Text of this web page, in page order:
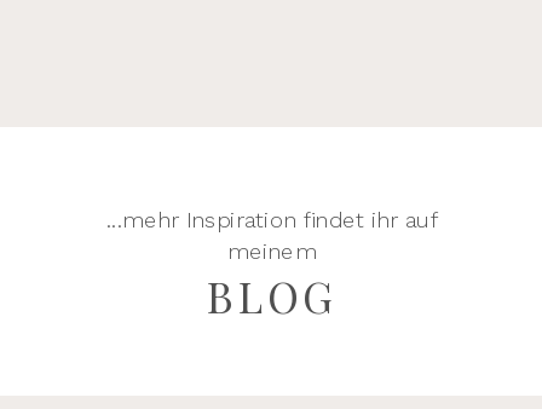
BLOG
...mehr Inspiration findet ihr auf
meinem